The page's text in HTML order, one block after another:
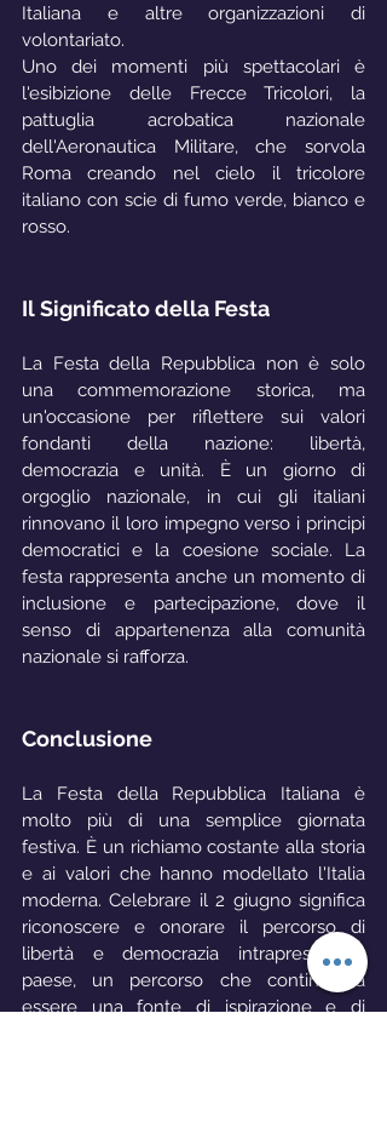
Italiana e altre organizzazioni di
volontariato.
Uno dei momenti più spettacolari è
l'esibizione delle Frecce Tricolori, la
pattuglia acrobatica nazionale
dell'Aeronautica Militare, che sorvola
Roma creando nel cielo il tricolore
italiano con scie di fumo verde, bianco e
rosso.
Il Significato della Festa
La Festa della Repubblica non è solo
una commemorazione storica, ma
un'occasione per riflettere sui valori
fondanti della nazione: libertà,
democrazia e unità. È un giorno di
orgoglio nazionale, in cui gli italiani
rinnovano il loro impegno verso i principi
democratici e la coesione sociale. La
festa rappresenta anche un momento di
inclusione e partecipazione, dove il
senso di appartenenza alla comunità
nazionale si rafforza.
Conclusione
La Festa della Repubblica Italiana è
molto più di una semplice giornata
festiva. È un richiamo costante alla storia
e ai valori che hanno modellato l'Italia
moderna. Celebrare il 2 giugno significa
riconoscere e onorare il percorso di
libertà e democrazia intrapreso dal
paese, un percorso che continua a
essere una fonte di ispirazione e di